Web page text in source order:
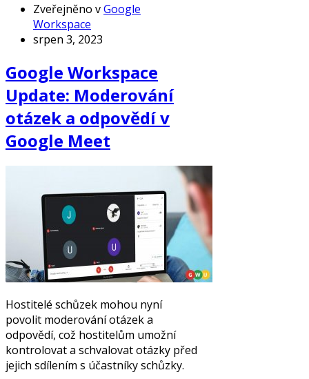
Zveřejněno vGoogle
Workspace
srpen 3, 2023
Google Workspace
Update: Moderování
otázek a odpovědí v
Google Meet
Hostitelé schůzek mohou nyní
povolit moderování otázek a
odpovědí, což hostitelům umožní
kontrolovat a schvalovat otázky před
jejich sdílením s účastníky schůzky.